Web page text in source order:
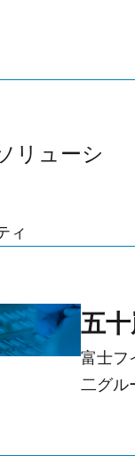
リューシ
ィ
五
富士フ
二グル